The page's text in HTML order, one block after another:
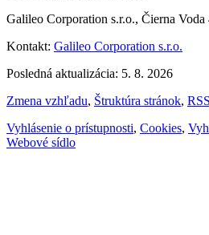
Galileo Corporation s.r.o., Čierna Voda
Kontakt: Galileo Corporation s.r.o.
Posledná aktualizácia: 5. 8. 2026
Zmena vzhľadu, Štruktúra stránok, RSS
Vyhlásenie o prístupnosti, Cookies,
Webové sídlo